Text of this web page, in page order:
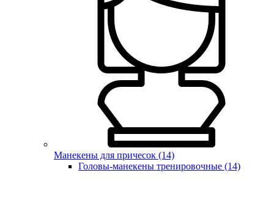
Манекены для причесок (14)
Головы-манекены тренировочные (14)